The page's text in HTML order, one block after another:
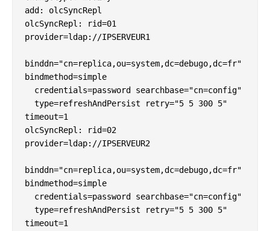
add: olcSyncRepl
olcSyncRepl: rid=01
provider=ldap://IPSERVEUR1
binddn="cn=replica,ou=system,dc=debugo,dc=fr"
bindmethod=simple
timeout=1
olcSyncRepl: rid=02
provider=ldap://IPSERVEUR2
binddn="cn=replica,ou=system,dc=debugo,dc=fr"
bindmethod=simple
timeout=1